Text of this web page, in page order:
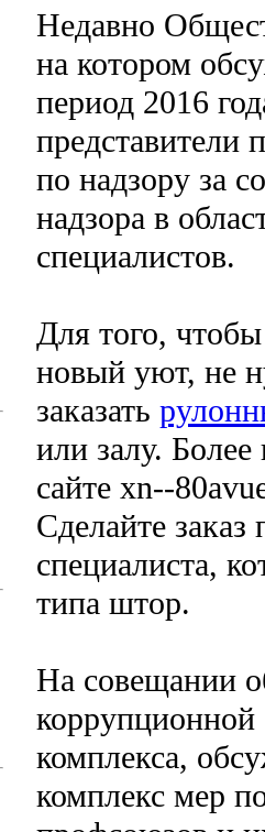
Недавно
на котором
период 2016
представители
по надзору за
надзора в
специалистов.
Для того,
новый уют, не
заказать
или залу.
сайте xn--
Сделайте
специалиста,
типа штор.
На совещании
коррупционной
комплекса,
комплекс мер